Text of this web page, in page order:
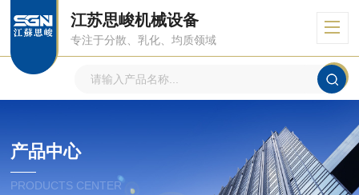
江苏思峻机械设备
专注于分散、乳化、均质领域
产品中心
PRODUCTS CENTER